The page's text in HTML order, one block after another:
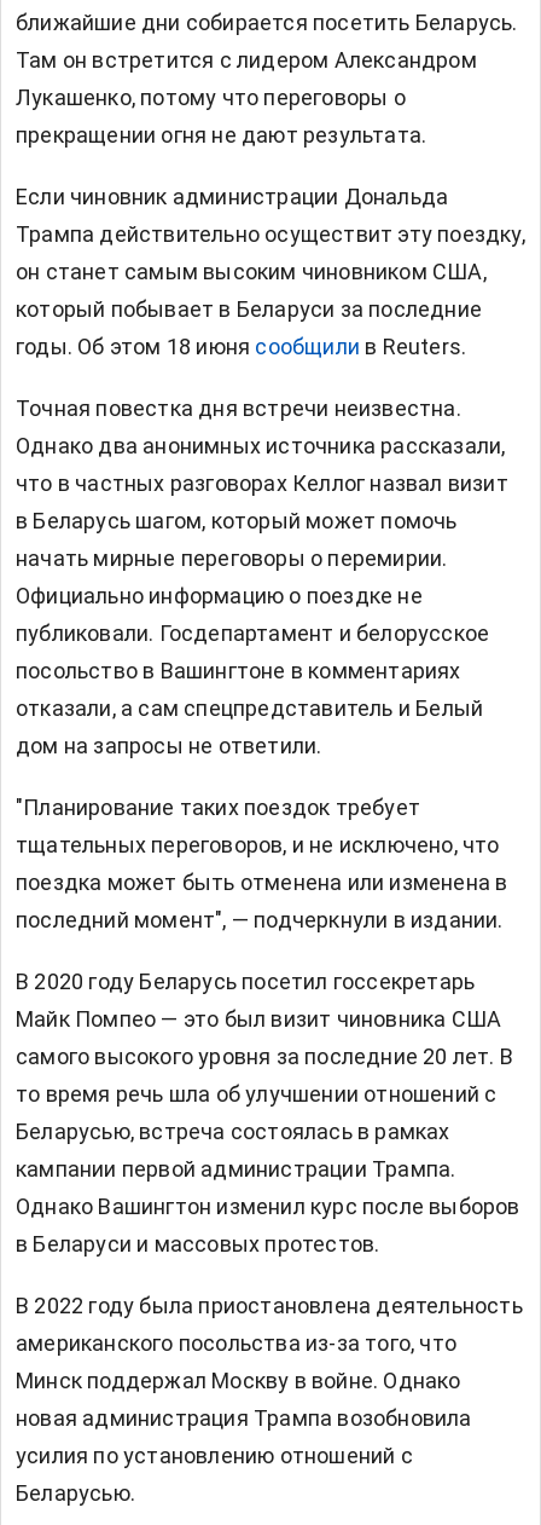
ближайшие дни собирается посетить Беларусь.
Там он встретится с лидером Александром
Лукашенко, потому что переговоры о
прекращении огня не дают результата.
Если чиновник администрации Дональда
Трампа действительно осуществит эту поездку,
он станет самым высоким чиновником США,
который побывает в Беларуси за последние
годы. Об этом 18 июня сообщили в Reuters.
Точная повестка дня встречи неизвестна.
Однако два анонимных источника рассказали,
что в частных разговорах Келлог назвал визит
в Беларусь шагом, который может помочь
начать мирные переговоры о перемирии.
Официально информацию о поездке не
публиковали. Госдепартамент и белорусское
посольство в Вашингтоне в комментариях
отказали, а сам спецпредставитель и Белый
дом на запросы не ответили.
"Планирование таких поездок требует
тщательных переговоров, и не исключено, что
поездка может быть отменена или изменена в
последний момент", — подчеркнули в издании.
В 2020 году Беларусь посетил госсекретарь
Майк Помпео — это был визит чиновника США
самого высокого уровня за последние 20 лет. В
то время речь шла об улучшении отношений с
Беларусью, встреча состоялась в рамках
кампании первой администрации Трампа.
Однако Вашингтон изменил курс после выборов
в Беларуси и массовых протестов.
В 2022 году была приостановлена деятельность
американского посольства из-за того, что
Минск поддержал Москву в войне. Однако
новая администрация Трампа возобновила
усилия по установлению отношений с
Беларусью.